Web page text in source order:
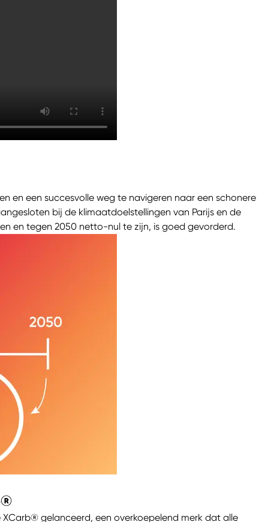
en een succesvolle weg te navigeren naar een schonere
bij de klimaatdoelstellingen van Parijs en de
en tegen 2050 netto-nul te zijn, is goed gevorderd.
gelanceerd, een overkoepelend merk dat alle